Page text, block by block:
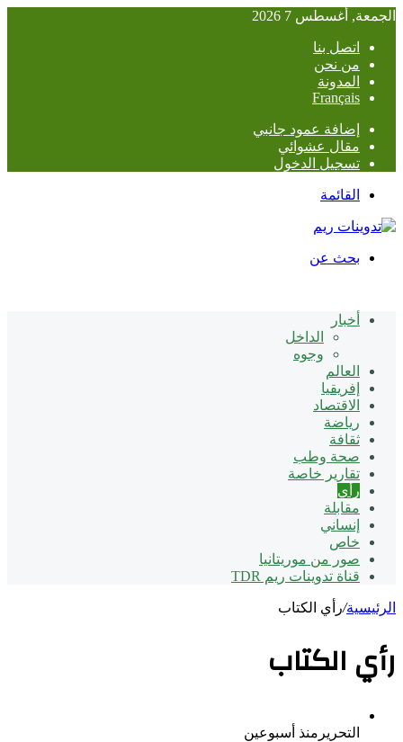
الجمعة, أغسطس 7 2026
اتصل بنا
من نحن
المدونة
Français
إضافة عمود جانبي
مقال عشوائي
تسجيل الدخول
القائمة
بحث عن
أخبار
الداخل
وجوه
العالم
إفريقيا
الاقتصاد
رياضة
ثقافة
صحة وطب
تقارير خاصة
رأي
مقابلة
إنساني
خاص
صور من موريتانيا
قناة تدوينات ريم TDR
الرئيسية/رأي الكتاب
رأي الكتاب
التحرير منذ أسبوعين